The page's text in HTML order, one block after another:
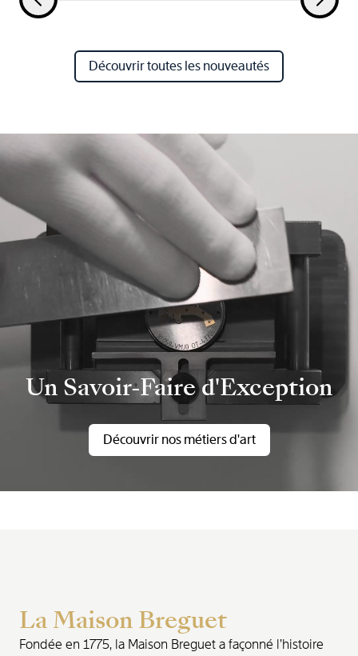
Découvrir toutes les nouveautés
Un Savoir-Faire d'Exception
Découvrir nos métiers d'art
La Maison Breguet
Fondée en 1775, la Maison Breguet a façonné l’histoire